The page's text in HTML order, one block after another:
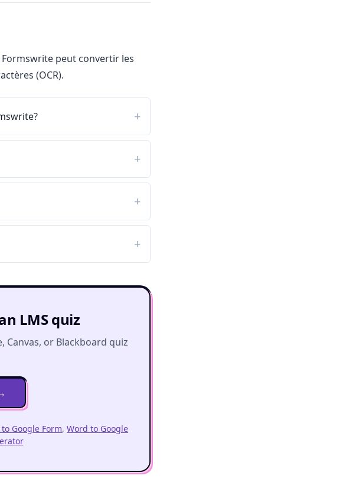
Formswrite peut convertir les
(OCR).
LMS quiz
Canvas, or Blackboard quiz
to Google Form, Word to Google